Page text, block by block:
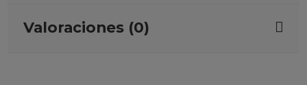
Valoraciones (0)